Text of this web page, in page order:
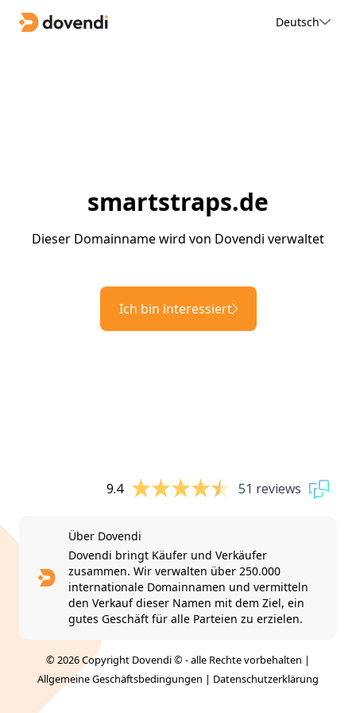
Deutsch
smartstraps.de
Dieser Domainname wird von Dovendi verwaltet
Ich bin interessiert
9.4 51 reviews
Über Dovendi
Dovendi bringt Käufer und Verkäufer
zusammen. Wir verwalten über 250.000
internationale Domainnamen und vermitteln
den Verkauf dieser Namen mit dem Ziel, ein
gutes Geschäft für alle Parteien zu erzielen.
© 2026 Copyright Dovendi © - alle Rechte vorbehalten |
Allgemeine Geschäftsbedingungen | Datenschutzerklärung